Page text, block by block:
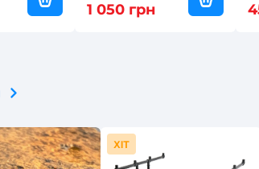
1 050 грн
ХІТ